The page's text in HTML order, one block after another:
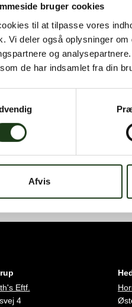
bruger cookies
til at tilpasse vores
Vi deler også oplysninger
og
de har indsamlet fra din
Afvis
her for at hjælpe dig. Du er
Eftf.
4